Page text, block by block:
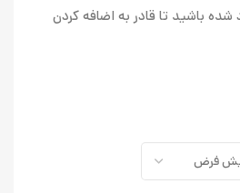
باشید تا قادر به اضافه کردن